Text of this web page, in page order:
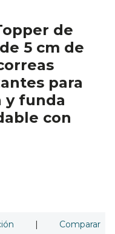
de
5 cm de
para
y funda
con
| Comparar